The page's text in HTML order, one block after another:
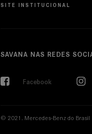
SITE INSTITUCIONAL
SAVANA NAS REDES
Facebook
© 2021. Mercedes-Benz do Brasil